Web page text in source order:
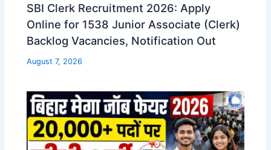
SBI Clerk Recruitment 2026: Apply
Online for 1538 Junior Associate (Clerk)
Backlog Vacancies, Notification Out
August 7, 2026